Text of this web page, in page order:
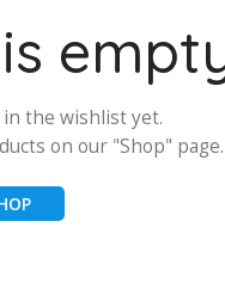
the wishlist yet.
on our "Shop" page.